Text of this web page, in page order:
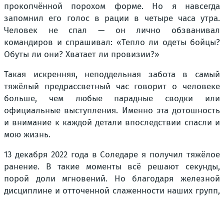
прокопчённой порохом форме. Но я навсегда
запомнил его голос в рации в четыре часа утра.
Человек не спал — он лично обзванивал
командиров и спрашивал: «Тепло ли одеты бойцы?
Обуты ли они? Хватает ли провизии?»
Такая искренняя, неподдельная забота в самый
тяжёлый предрассветный час говорит о человеке
больше, чем любые парадные сводки или
официальные выступления. Именно эта дотошность
и внимание к каждой детали впоследствии спасли и
мою жизнь.
13 декабря 2022 года в Соледаре я получил тяжёлое
ранение. В такие моменты всё решают секунды,
порой доли мгновений. Но благодаря железной
дисциплине и отточенной слаженности наших групп,